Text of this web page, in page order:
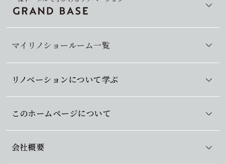
マイリノショールーム一覧
リノベーションについて学ぶ
このホームページについて
会社概要